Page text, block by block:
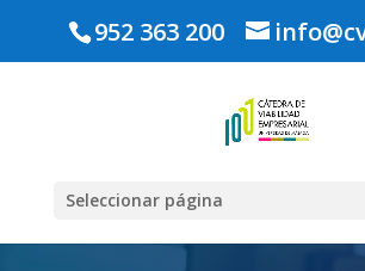
952 363 200
Seleccionar página